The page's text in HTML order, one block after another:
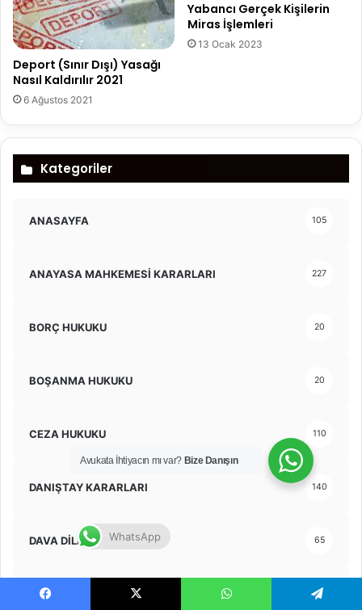
Deport (Sınır Dışı) Yasağı
Nasıl Kaldırılır 2021
6 Ağustos 2021
Yabancı Gerçek Kişilerin
Miras İşlemleri
13 Ocak 2023
Kategoriler
ANASAYFA 105
ANAYASA MAHKEMESİ KARARLARI 227
BORÇ HUKUKU 20
BOŞANMA HUKUKU 20
CEZA HUKUKU 110
DANIŞTAY KARARLARI 140
DAVA DİLEKÇE ÖRNEKLERİ 65
Dava Türleri 4
Avukata İhtiyacın mı var? Bize Danışın
WhatsApp